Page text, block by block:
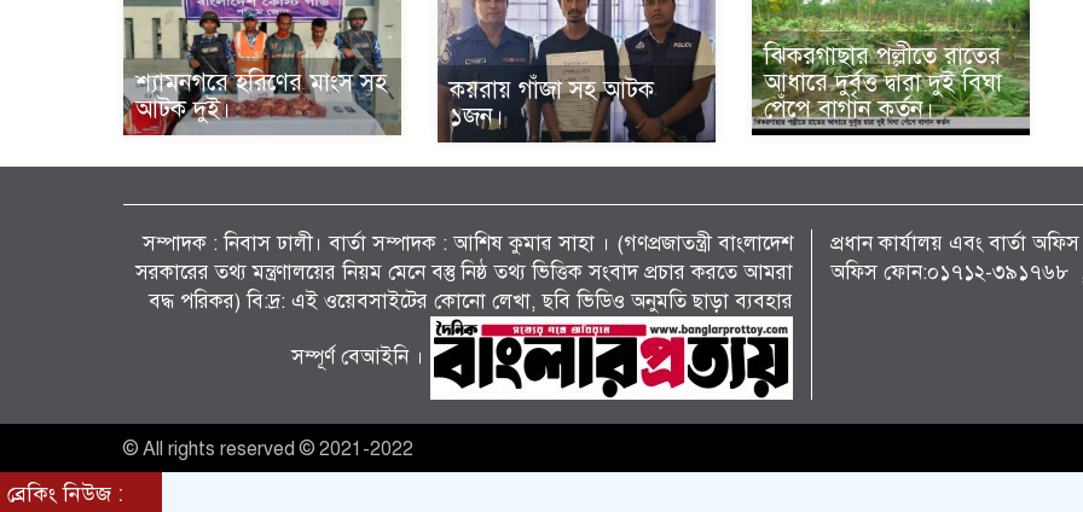
শ্যামনগরে হরিণের মাংস সহ
আটক দুই।
কয়রায় গাঁজা সহ আটক
১জন।
ঝিকরগাছার পল্লীতে রাতের
আধারে দুর্বৃত্ত দ্বারা দুই বিঘা
পেঁপে বাগান কর্তন।
সম্পাদক : নিবাস ঢালী। বার্তা সম্পাদক : আশিষ কুমাৱ সাহা । (গণপ্রজাতন্ত্রী বাংলাদেশ
সরকারের তথ্য মন্ত্রণালয়ের নিয়ম মেনে বস্তু নিষ্ঠ তথ্য ভিত্তিক সংবাদ প্রচার করতে আমরা
বদ্ধ পরিকর) বি:দ্র: এই ওয়েবসাইটের কোনো লেখা, ছবি ভিডিও অনুমতি ছাড়া ব্যবহার
সম্পূর্ণ বেআইনি ।
প্রধান কার্যালয় এবং বার্তা
অফিস ফোন:০১৭১২-৩৯১৭৬৮
ব্রেকিং নিউজ :
© All rights reserved © 2021-2022